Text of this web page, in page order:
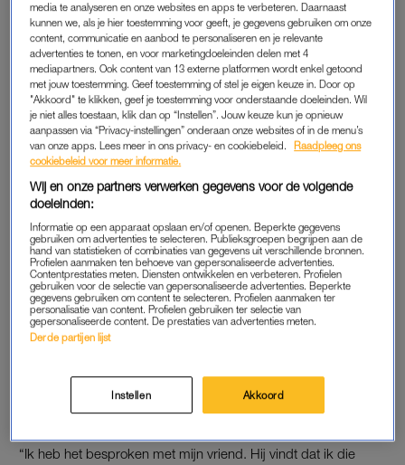
drie kinderen, ik een. Voor het eerst heb ik door een nieuwe
relatie ook de rol als stiefmoeder. Ik merk dat ik het heel lastig
vind waar ik me wel en niet mee mag bemoeien.
Waar hij zijn eigen opvoeding heeft voor zijn kinderen, heb ik
die van mij. Ik wil graag zijn regels respecteren en andersom
zou ik dat ook fijn vinden. Doordeweeks ben ik bij hun thuis en
draai ik mee als bonusmoeder in het gezin. Af en toe zou ik
willen zeggen dat ze hun bord moeten leeg eten, of kunnen
helpen in het huishouden, maar ik durf dat nog niet echt te
doen.”
Alba brengt haar stiefdochter
niet meer naar school: 'Het is
zíjn kind'
“Ik heb het besproken met mijn vriend. Hij vindt dat ik die
media te analyseren en onze websites en apps te verbeteren. Daarnaast
kunnen we, als je hier toestemming voor geeft, je gegevens gebruiken om onze
content, communicatie en aanbod te personaliseren en je relevante
advertenties te tonen, en voor marketingdoeleinden delen met 4
mediapartners. Ook content van 13 externe platformen wordt enkel getoond
met jouw toestemming. Geef toestemming of stel je eigen keuze in. Door op
"Akkoord" te klikken, geef je toestemming voor onderstaande doeleinden. Wil
je niet alles toestaan, klik dan op “Instellen”. Jouw keuze kun je opnieuw
aanpassen via “Privacy-instellingen” onderaan onze websites of in de menu’s
van onze apps. Lees meer in ons privacy- en cookiebeleid.
Raadpleeg ons
cookiebeleid voor meer informatie.
Wij en onze partners verwerken gegevens voor de volgende
doeleinden:
Informatie op een apparaat opslaan en/of openen. Beperkte gegevens
gebruiken om advertenties te selecteren. Publieksgroepen begrijpen aan de
hand van statistieken of combinaties van gegevens uit verschillende bronnen.
Profielen aanmaken ten behoeve van gepersonaliseerde advertenties.
Contentprestaties meten. Diensten ontwikkelen en verbeteren. Profielen
gebruiken voor de selectie van gepersonaliseerde advertenties. Beperkte
gegevens gebruiken om content te selecteren. Profielen aanmaken ter
personalisatie van content. Profielen gebruiken ter selectie van
gepersonaliseerde content. De prestaties van advertenties meten.
Derde partijen lijst
Instellen Akkoord